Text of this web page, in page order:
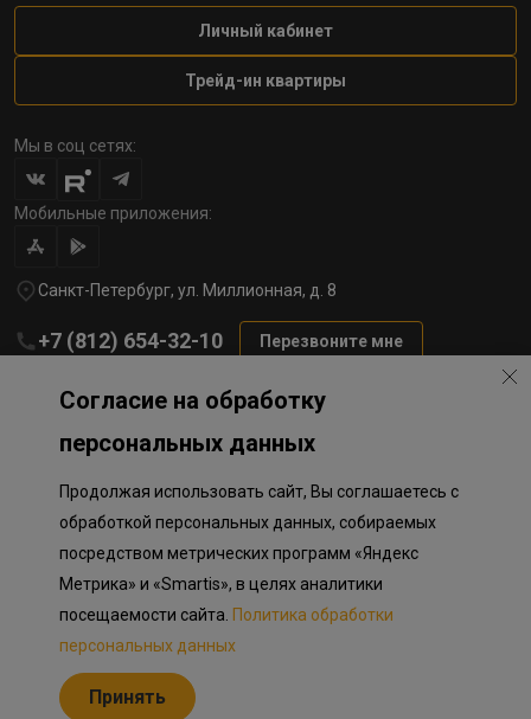
Личный кабинет
Трейд-ин квартиры
Мы в соц сетях:
Мобильные приложения:
Санкт-Петербург, ул. Миллионная, д. 8
+7 (812) 654-32-10 Перезвоните мне
Политика обработки персональных данных
Информация о плановом направлении средств
на строительство соц.объектов в Окле
Приложение к программе лояльности
Разработка сайта «Пикмедиа»
Информация, представленная на сайте, носит исключительно
ознакомительный характер, не является публичной офертой,
Российской Федерации. Представленные изображения объектов
долевого строительства носят предварительный ознакомительный
Согласие на обработку
персональных данных
Продолжая использовать сайт, Вы соглашаетесь с
обработкой персональных данных, собираемых
посредством метрических программ «Яндекс
Метрика» и «Smartis», в целях аналитики
посещаемости сайта. Политика обработки
персональных данных
Принять